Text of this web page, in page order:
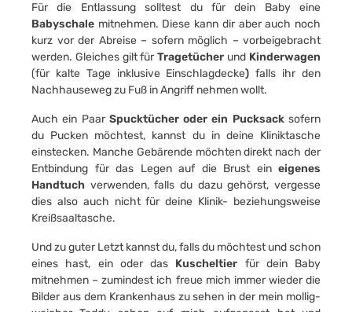
Für die Entlassung solltest du für dein Baby eine
Babyschale mitnehmen. Diese kann dir aber auch noch
kurz vor der Abreise – sofern möglich – vorbeigebracht
werden. Gleiches gilt fürTragetücher und Kinderwagen
(für kalte Tage inklusive Einschlagdecke) falls ihr den
Nachhauseweg zu Fuß in Angriff nehmen wollt.
Auch ein Paar Spucktücher oder ein Pucksacksofern
du Pucken möchtest, kannst du in deine Kliniktasche
einstecken. Manche Gebärende möchten direkt nach der
Entbindung für das Legen auf die Brust ein eigenes
Handtuch verwenden, falls du dazu gehörst, vergesse
dies also auch nicht für deine Klinik- beziehungsweise
Kreißsaaltasche.
Und zu guter Letzt kannst du, falls du möchtest und schon
eines hast, ein oder das Kuscheltier für dein Baby
mitnehmen – zumindest ich freue mich immer wieder die
Bilder aus dem Krankenhaus zu sehen in der mein mollig-